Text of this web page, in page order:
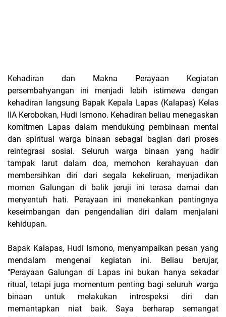
Kehadiran dan Makna Perayaan Kegiatan
persembahyangan ini menjadi lebih istimewa dengan
kehadiran langsung Bapak Kepala Lapas (Kalapas) Kelas
IIA Kerobokan, Hudi Ismono. Kehadiran beliau menegaskan
komitmen Lapas dalam mendukung pembinaan mental
dan spiritual warga binaan sebagai bagian dari proses
reintegrasi sosial. Seluruh warga binaan yang hadir
tampak larut dalam doa, memohon kerahayuan dan
membersihkan diri dari segala kekeliruan, menjadikan
momen Galungan di balik jeruji ini terasa damai dan
menyentuh hati. Perayaan ini menekankan pentingnya
keseimbangan dan pengendalian diri dalam menjalani
kehidupan.
Bapak Kalapas, Hudi Ismono, menyampaikan pesan yang
mendalam mengenai kegiatan ini. Beliau berujar,
"Perayaan Galungan di Lapas ini bukan hanya sekadar
ritual, tetapi juga momentum penting bagi seluruh warga
binaan untuk melakukan introspeksi diri dan
memantapkan niat baik. Saya berharap semangat